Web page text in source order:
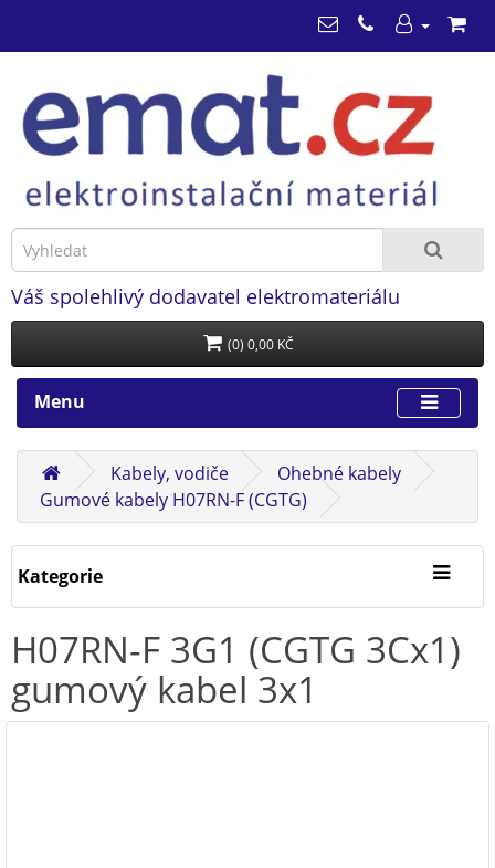
Váš spolehlivý dodavatel elektromateriálu
(0) 0,00 KČ
Menu
Kabely, vodiče
Ohebné kabely
Gumové kabely H07RN-F (CGTG)
Kategorie
H07RN-F 3G1 (CGTG 3Cx1)
gumový kabel 3x1